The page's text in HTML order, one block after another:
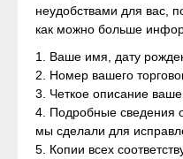
неудобствами для вас,
как можно больше
1. Ваше имя, дату
2. Номер вашего
3. Четкое описание
4. Подробные сведения
мы сделали для
5. Копии всех